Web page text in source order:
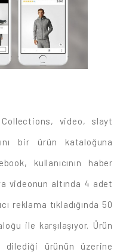
video, slayt
bir ürün kataloğuna
kullanıcının haber
videonun altında 4 adet
reklama tıkladığında 50
ile karşılaşıyor. Ürün
dilediği ürünün üzerine